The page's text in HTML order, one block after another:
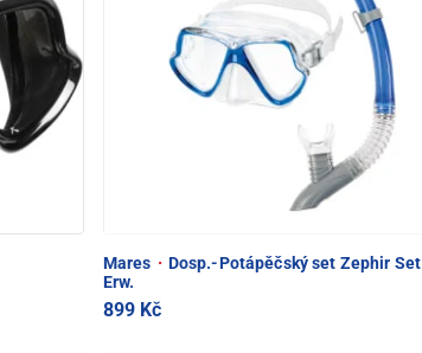
Mares · Dosp.-Potápěčský set Zephir Set
Erw.
899 Kč